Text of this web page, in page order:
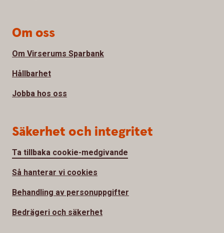
Om oss
Om Virserums Sparbank
Hållbarhet
Jobba hos oss
Säkerhet och integritet
Ta tillbaka cookie-medgivande
Så hanterar vi cookies
Behandling av personuppgifter
Bedrägeri och säkerhet